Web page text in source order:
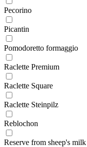
Pecorino
Picantin
Pomodoretto formaggio
Raclette Premium
Raclette Square
Raclette Steinpilz
Reblochon
Reserve from sheep's milk